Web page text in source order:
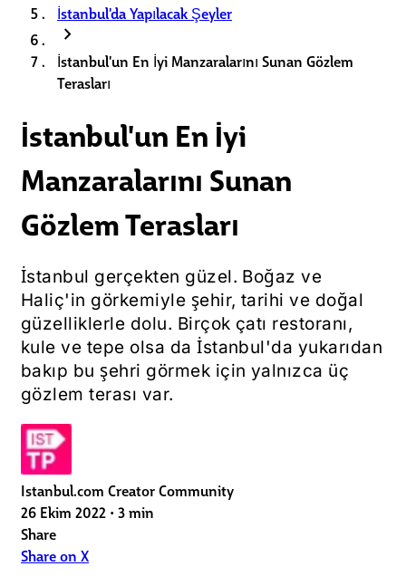
İstanbul'da Yapılacak Şeyler
chevron_right
İstanbul'un En İyi Manzaralarını Sunan Gözlem
Terasları
İstanbul'un En İyi
Manzaralarını Sunan
Gözlem Terasları
İstanbul gerçekten güzel. Boğaz ve
Haliç'in görkemiyle şehir, tarihi ve doğal
güzelliklerle dolu. Birçok çatı restoranı,
kule ve tepe olsa da İstanbul'da yukarıdan
bakıp bu şehri görmek için yalnızca üç
gözlem terası var.
Istanbul.com Creator Community
26 Ekim 2022 • 3 min
Share
Share on X